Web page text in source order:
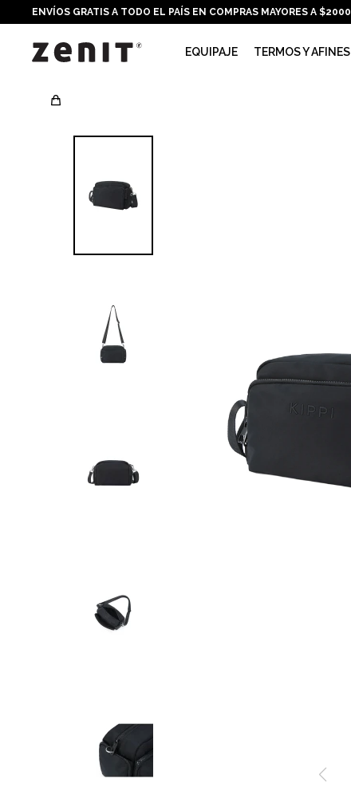
EQUIPAJE TERMOS Y AFINES
ENVÍOS GRATIS A TODO EL PAÍS EN COMPRAS MAYORES A $2000